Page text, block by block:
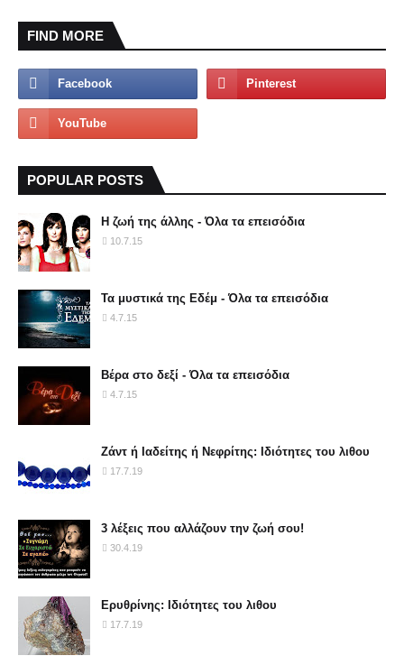
FIND MORE
POPULAR POSTS
Η ζωή της άλλης - Όλα τα επεισόδια
10.7.15
Τα μυστικά της Εδέμ - Όλα τα επεισόδια
4.7.15
Βέρα στο δεξί - Όλα τα επεισόδια
4.7.15
Ζάντ ή Ιαδείτης ή Νεφρίτης: Ιδιότητες του λιθου
17.7.19
3 λέξεις που αλλάζουν την ζωή σου!
30.4.19
Ερυθρίνης: Ιδιότητες του λιθου
17.7.19